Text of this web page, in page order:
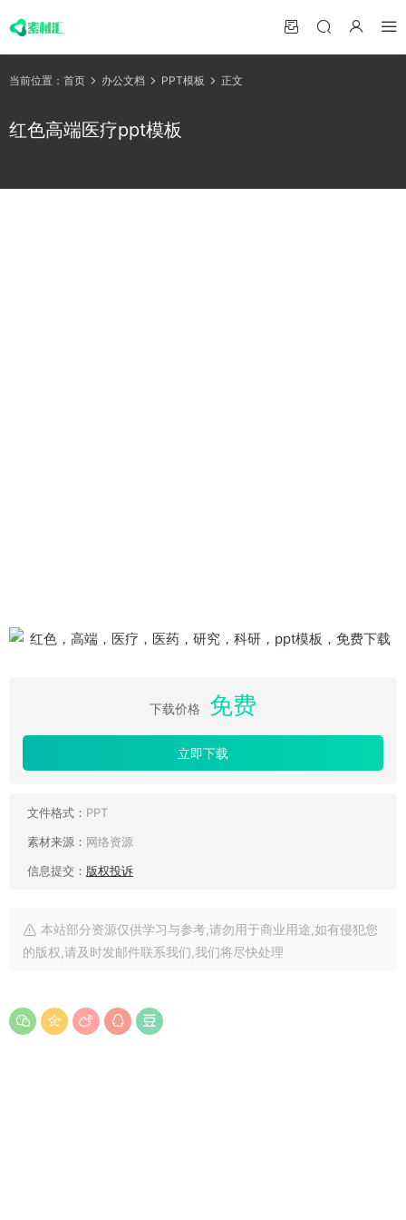
当前位置： 首页 办公文档 PPT模板 正文
红色高端医疗ppt模板
下载价格 免费
立即下载
文件格式： PPT
素材来源： 网络资源
信息提交： 版权投诉
本站部分资源仅供学习与参考,请勿用于商业用途,如有侵犯您
的版权,请及时发邮件联系我们,我们将尽快处理